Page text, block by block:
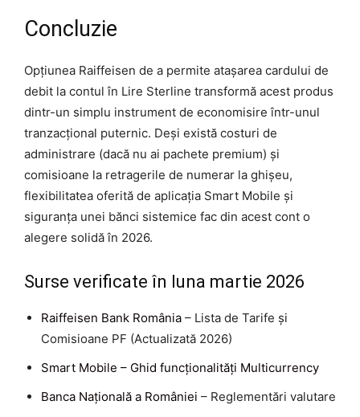
Concluzie
Opțiunea Raiffeisen de a permite atașarea cardului de
debit la contul în Lire Sterline transformă acest produs
dintr-un simplu instrument de economisire într-unul
tranzacțional puternic. Deși există costuri de
administrare (dacă nu ai pachete premium) și
comisioane la retragerile de numerar la ghișeu,
flexibilitatea oferită de aplicația Smart Mobile și
siguranța unei bănci sistemice fac din acest cont o
alegere solidă în 2026.
Surse verificate în luna martie 2026
Raiffeisen Bank România – Lista de Tarife și
Comisioane PF (Actualizată 2026)
Smart Mobile – Ghid funcționalități Multicurrency
Banca Națională a României – Reglementări valutare